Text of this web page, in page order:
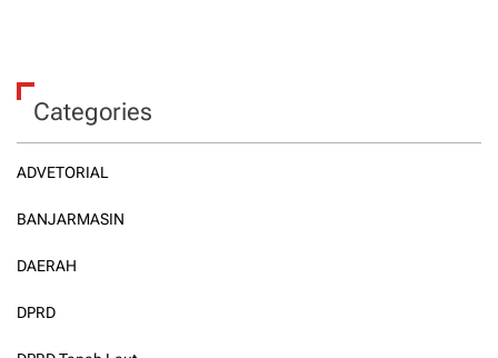
Categories
ADVETORIAL
BANJARMASIN
DAERAH
DPRD